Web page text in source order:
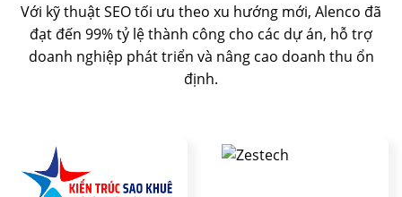
Với kỹ thuật SEO tối ưu theo xu hướng mới, Alenco đã
đạt đến 99% tỷ lệ thành công cho các dự án, hỗ trợ
doanh nghiệp phát triển và nâng cao doanh thu ổn
định.